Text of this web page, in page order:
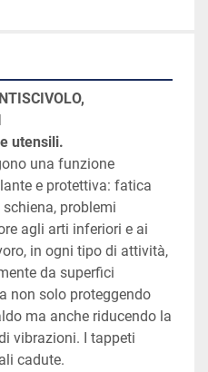
utensili.
una funzione
e protettiva: fatica
problemi
agli arti inferiori e ai
in ogni tipo di attività,
da superfici
non solo proteggendo
ma anche riducendo la
vibrazioni. I tappeti
cadute.